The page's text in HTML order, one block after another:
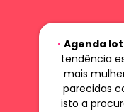
• Agenda
tendência
mais
parecidas
isto a